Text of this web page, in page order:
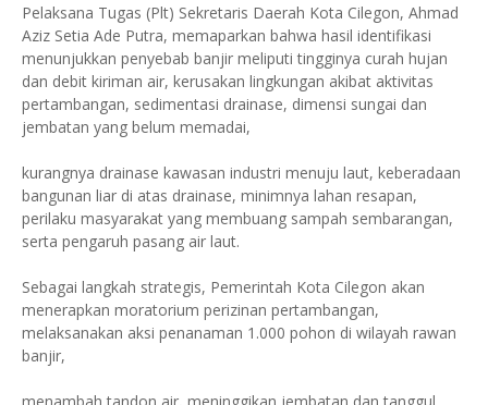
Pelaksana Tugas (Plt) Sekretaris Daerah Kota Cilegon, Ahmad
Aziz Setia Ade Putra, memaparkan bahwa hasil identifikasi
menunjukkan penyebab banjir meliputi tingginya curah hujan
dan debit kiriman air, kerusakan lingkungan akibat aktivitas
pertambangan, sedimentasi drainase, dimensi sungai dan
jembatan yang belum memadai,
kurangnya drainase kawasan industri menuju laut, keberadaan
bangunan liar di atas drainase, minimnya lahan resapan,
perilaku masyarakat yang membuang sampah sembarangan,
serta pengaruh pasang air laut.
Sebagai langkah strategis, Pemerintah Kota Cilegon akan
menerapkan moratorium perizinan pertambangan,
melaksanakan aksi penanaman 1.000 pohon di wilayah rawan
banjir,
menambah tandon air, meninggikan jembatan dan tanggul